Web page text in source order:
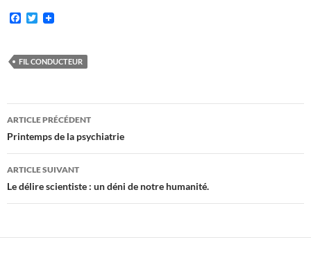
F
b
o
T
t
e
FIL CONDUCTEUR
Navigation
des
articles
ARTICLE PRÉCÉDENT
Printemps de la psychiatrie
ARTICLE SUIVANT
Le délire scientiste : un déni de notre humanité.